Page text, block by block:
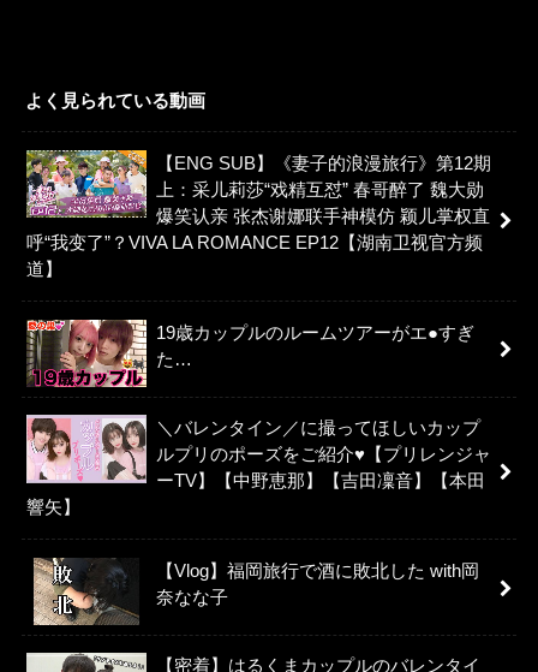
よく見られている動画
【ENG SUB】《妻子的浪漫旅行》第12期
上：采儿莉莎“戏精互怼” 春哥醉了 魏大勋
爆笑认亲 张杰谢娜联手神模仿 颖儿掌权直
呼“我变了”？VIVA LA ROMANCE EP12【湖南卫视官方频
道】
19歳カップルのルームツアーがエ●すぎ
た…
＼バレンタイン／に撮ってほしいカップ
ルプリのポーズをご紹介♥【プリレンジャ
ーTV】【中野恵那】【吉田凜音】【本田
響矢】
【Vlog】福岡旅行で酒に敗北した with岡
奈なな子
【密着】はるくまカップルのバレンタイ